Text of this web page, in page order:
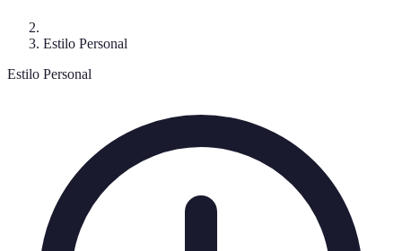
Estilo Personal
Estilo Personal